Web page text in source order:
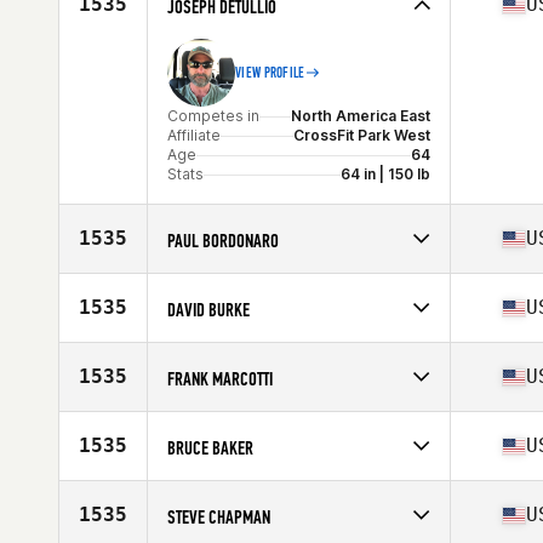
Age
JOSEPH DETULLIO
VIEW PROFILE
Competes in
North America East
Affiliate
CrossFit Park West
Age
64
Stats
64 in | 150 lb
1535 PAUL BORDONARO
Affiliate
Hanscom Warrior CrossFit
Age
1535 DAVID BURKE
Age
62
1535 FRANK MARCOTTI
Affiliate
CrossFit KGB
Age
Stats
66 in | 182 lb
1535 BRUCE BAKER
Age
62
1535 STEVE CHAPMAN